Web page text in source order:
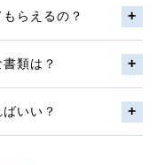
らえるの？
類は？
いい？